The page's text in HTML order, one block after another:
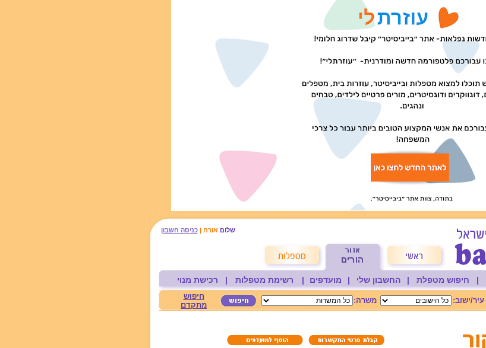
שלום אורח |כניסה חשבון
| חיפוש מטפלת | החשבון שלי | מועדפים | רשימת מטפלות | רכישת מנוי
עיר/ישוב: משרה:
חיפוש
מתקדם